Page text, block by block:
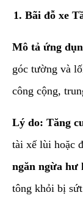
​1. Bãi đỗ xe
Mô tả ứng
góc tường và
công cộng,
Lý do: Tăng
tài xế lùi hoặc
ngăn ngừa hư
tông khỏi bị